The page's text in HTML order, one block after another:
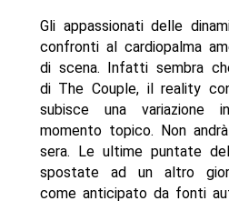
Gli appassionati delle
confronti al cardiopalma
di scena. Infatti sembra
di The Couple, il reality
subisce una variazione
momento topico. Non
sera. Le ultime puntate
spostate ad un altro
come anticipato da fonti